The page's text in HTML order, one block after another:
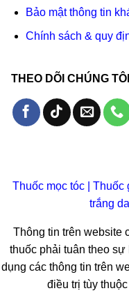
Bảo mật thông tin
Chính sách & quy
THEO DÕI CHÚNG
Thuốc mọc tóc Thuốc
trắng da
Thông tin trên website
thuốc phải tuân theo
dụng các thông tin trên
điều trị tùy